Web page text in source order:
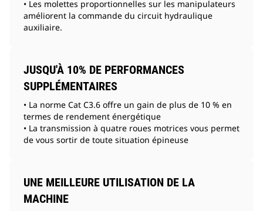
• Les molettes proportionnelles sur les manipulateurs
améliorent la commande du circuit hydraulique
auxiliaire.
JUSQU'À 10% DE PERFORMANCES
SUPPLÉMENTAIRES
• La norme Cat C3.6 offre un gain de plus de 10 % en
termes de rendement énergétique
• La transmission à quatre roues motrices vous permet
de vous sortir de toute situation épineuse
UNE MEILLEURE UTILISATION DE LA
MACHINE